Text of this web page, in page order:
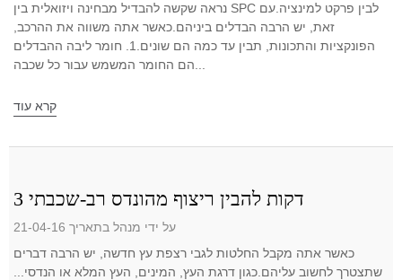
נראה שקשה להבדיל מבחינה ויזואלית בין SPC לבין פרקט למינציה.עם
זאת, יש הרבה הבדלים ביניהם.כאשר אתה משווה את ההרכב,
הפונקציות והתכונות, תבין עד כמה הם שונים.1. חומר ליבה ההבדלים
קרא עוד
3 דקות להבין ריצוף מהונדס רב-שכבתי
על ידי מנהל בתאריך 21-04-16
כאשר אתה מקבל החלטות לגבי רצפת עץ חדשה, יש הרבה דברים
שתצטרך לחשוב עליהם.כגון דרגת העץ, המינים, העץ המלא או הנדסי...